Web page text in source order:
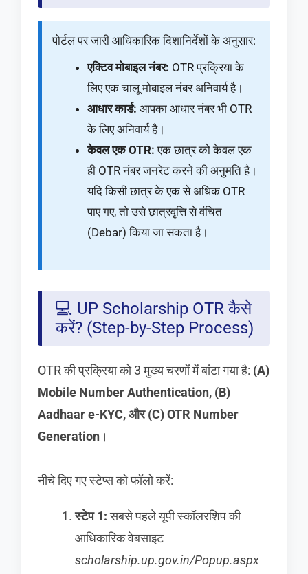
पोर्टल पर जारी आधिकारिक दिशानिर्देशों के अनुसार:
एक्टिव मोबाइल नंबर: OTR प्रक्रिया के
लिए एक चालू मोबाइल नंबर अनिवार्य है।
आधार कार्ड: आपका आधार नंबर भी OTR
के लिए अनिवार्य है।
केवल एक OTR: एक छात्र को केवल एक
ही OTR नंबर जनरेट करने की अनुमति है।
यदि किसी छात्र के एक से अधिक OTR
पाए गए, तो उसे छात्रवृत्ति से वंचित
(Debar) किया जा सकता है।
💻 UP Scholarship OTR कैसे
करें? (Step-by-Step Process)
OTR की प्रक्रिया को 3 मुख्य चरणों में बांटा गया है: (A)
Mobile Number Authentication, (B)
Aadhaar e-KYC, और (C) OTR Number
Generation ।
नीचे दिए गए स्टेप्स को फॉलो करें:
स्टेप 1:सबसे पहले यूपी स्कॉलरशिप की
आधिकारिक वेबसाइट
scholarship.up.gov.in/Popup.aspx